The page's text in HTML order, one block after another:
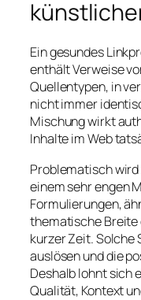
Ein gesundes
enthält Verweise
Quellentypen, in
nicht immer
Mischung wirkt
Inhalte im Web
Problematisch wird
einem sehr engen
Formulierungen,
thematische Breite
kurzer Zeit. Solche
auslösen und die
Deshalb lohnt sich
Qualität, Kontext